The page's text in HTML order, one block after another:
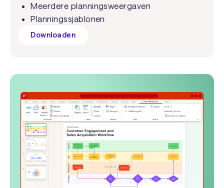
Meerdere planningsweergaven
Planningssjablonen
Downloaden